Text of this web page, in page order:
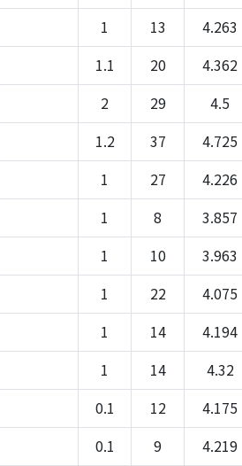
1 13 4.263
1.1 20 4.362
2 29 4.5
1.2 37 4.725
1 27 4.226
1 8 3.857
1 10 3.963
1 22 4.075
1 14 4.194
1 14 4.32
0.1 12 4.175
0.1 9 4.219